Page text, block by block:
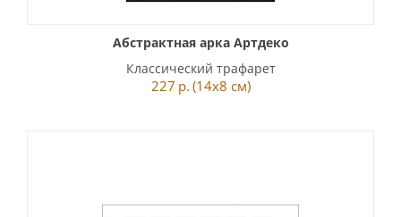
Абстрактная арка Артдеко
Классический трафарет
227 р. (14x8 см)